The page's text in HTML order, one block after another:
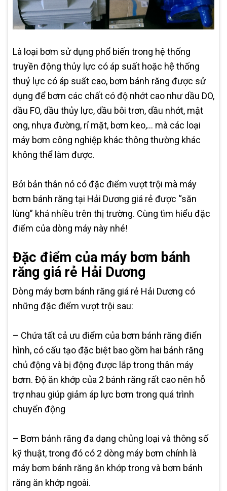
Là loại bơm sử dụng phổ biến trong hệ thống
truyền động thủy lực có áp suất hoặc hệ thống
thuỷ lực có áp suất cao, bơm bánh răng được sử
dụng để bơm các chất có độ nhớt cao như dầu DO,
dầu FO, dầu thủy lực, dầu bôi trơn, dầu nhớt, mật
ong, nhựa đường, rỉ mặt, bơm keo,… mà các loại
máy bơm công nghiệp khác thông thường khác
không thể làm được.
Bởi bản thân nó có đặc điểm vượt trội mà máy
bơm bánh răng tại Hải Dương giá rẻ được “săn
lùng” khá nhiều trên thị trường. Cùng tìm hiểu đặc
điểm của dòng máy này nhé!
Đặc điểm của máy bơm bánh
răng giá rẻ Hải Dương
Dòng máy bơm bánh răng giá rẻ Hải Dương có
những đặc điểm vượt trội sau:
– Chứa tất cả ưu điểm của bơm bánh răng điển
hình, có cấu tạo đặc biệt bao gồm hai bánh răng
chủ động và bị động được lắp trong thân máy
bơm. Độ ăn khớp của 2 bánh răng rất cao nên hỗ
trợ nhau giúp giảm áp lực bơm trong quá trình
chuyển động
– Bơm bánh răng đa dạng chủng loại và thông số
kỹ thuật, trong đó có 2 dòng máy bơm chính là
máy bơm bánh răng ăn khớp trong và bơm bánh
răng ăn khớp ngoài.